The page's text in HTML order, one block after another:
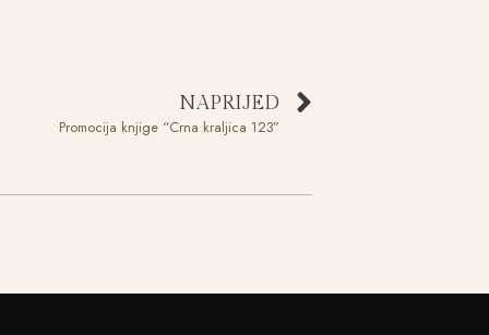
NAPRIJED
Promocija knjige “Crna kraljica 123”